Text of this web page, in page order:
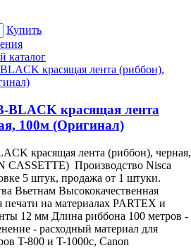
Купить
каталог
BLACK красящая лента
100м (Оригинал)
красящая лента (риббон), черная,
CASSETTE) Производство Nisca
5 штук, продажа от 1 штуки.
Вьетнам Высококачественная
печати на материалах PARTEX и
12 мм Длина риббона 100 метров -
- расходный материал для
T-800 и T-1000c, Canon